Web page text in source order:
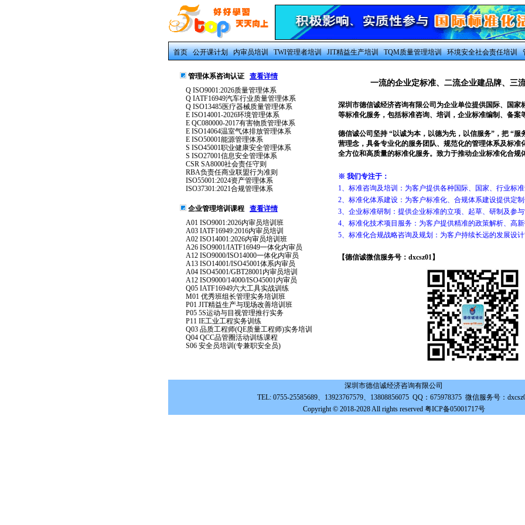
首页 公开课计划 内审员培训 TWI管理者培训 JIT精益生产培训 TQM质量管理培训 环境安全社会责任培训
管理体系咨询认证 查看详情
Q ISO9001:2026质量管理体系
Q IATF16949汽车行业质量管理体系
Q ISO13485医疗器械质量管理体系
E ISO14001-2026环境管理体系
E QC080000-2017有害物质管理体系
E ISO14064温室气体排放管理体系
E ISO50001能源管理体系
S ISO45001职业健康安全管理体系
S ISO27001信息安全管理体系
CSR SA8000社会责任守则
RBA负责任商业联盟行为准则
ISO55001:2024资产管理体系
ISO37301:2021合规管理体系
企业管理培训课程 查看详情
A01 ISO9001:2026内审员培训班
A03 IATF16949:2016内审员培训
A02 ISO14001:2026内审员培训班
A26 ISO9001/IATF16949一体化内审员
A12 ISO9000/ISO14000一体化内审员
A13 ISO14001/ISO45001体系内审员
A04 ISO45001/GBT28001内审员培训
A12 ISO9000/14000/ISO45001内审员
Q05 IATF16949六大工具实战训练
M01 优秀班组长管理实务培训班
P01 JIT精益生产与现场改善培训班
P05 5S运动与目视管理推行实务
P11 IE工业工程实务训练
Q03 品质工程师(QE质量工程师)实务培训
Q04 QCC品管圈活动训练课程
S06 安全员培训(专兼职安全员)
一流的企业定标准、二流企业建品牌、三
深圳市德信诚经济咨询有限公司为企业单位提供国际、国家
等标准化服务，包括标准咨询、培训，企业标准编制、备案
德信诚公司坚持 “以诚为本，以德为先，以信服务”，把 “服
营理念，具备专业化的服务团队、规范化的管理体系及标准
全方位和高质量的标准化服务。致力于推动企业标准化合规
※ 我们专注于：
1、标准咨询及培训：为客户提供各种国际、国家、行业标
2、标准化体系建设：为客户标准化、合规体系建设提供定
3、企业标准研制：提供企业标准的立项、起草、研制及参
4、标准化技术项目服务：为客户提供精准的政策解析、高
5、标准化合规战略咨询及规划：为客户持续长远的发展设
【德信诚微信服务号：dxcsz01】
深圳市德信诚经济咨询有限公司
TEL: 0755-25585689、13923767579、13808856075 QQ：675978375 微信服务号：
Copyright © 2018-2028 All rights reserved 粤ICP备05001717号